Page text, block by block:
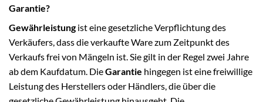
Garantie?
Gewährleistungist eine gesetzliche Verpflichtung des
Verkäufers, dass die verkaufte Ware zum Zeitpunkt des
Verkaufs frei von Mängeln ist. Sie gilt in der Regel zwei Jahre
ab dem Kaufdatum. DieGarantie hingegen ist eine freiwillige
Leistung des Herstellers oder Händlers, die über die